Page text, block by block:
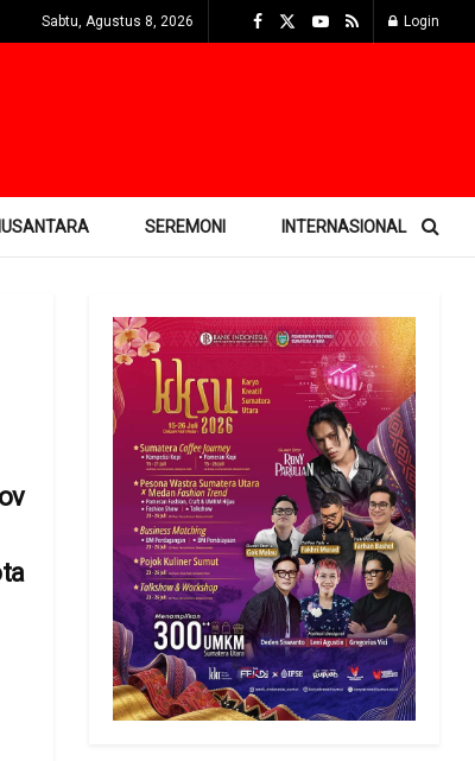
Sabtu, Agustus 8, 2026 Login
SEREMONI INTERNASIONAL